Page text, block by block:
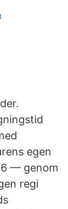
egen
— genom
regi